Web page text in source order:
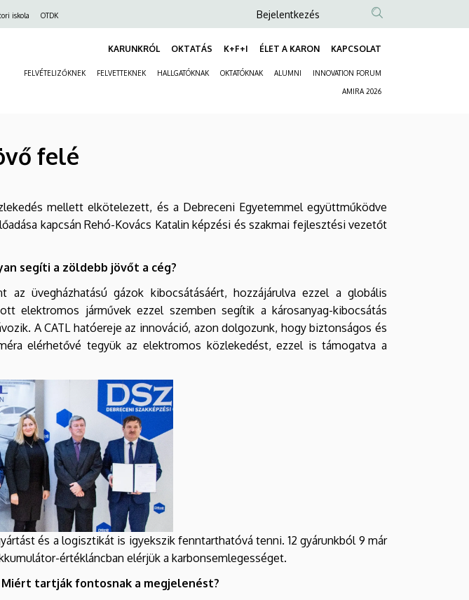
iskola OTDK
Anonim
fiók
menüje
Bejelentkezés
KARUNKRÓL OKTATÁS K+F+I ÉLET A KARON KAPCSOLAT
FELVÉTELIZŐKNEK FELVETTEKNEK HALLGATÓKNAK OKTATÓKNAK ALUMNI INNOVATION FORUM
AMIRA 2026
felé
mellett elkötelezett, és a Debreceni Egyetemmel együttműködve
kapcsán Rehó-Kovács Katalin képzési és szakmai fejlesztési vezetőt
segíti a zöldebb jövőt a cég?
üvegházhatású gázok kibocsátásáért, hozzájárulva ezzel a globális
elektromos járművek ezzel szemben segítik a károsanyag-kibocsátás
A CATL hatóereje az innováció, azon dolgozunk, hogy biztonságos és
elérhetővé tegyük az elektromos közlekedést, ezzel is támogatva a
és a logisztikát is igyekszik fenntarthatóvá tenni. 12 gyárunkból 9 már
értékláncban elérjük a karbonsemlegességet.
tartják fontosnak a megjelenést?